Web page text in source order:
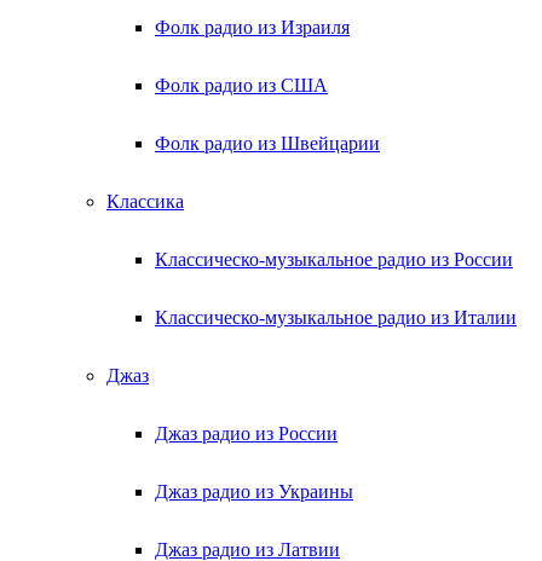
Фолк радио из Израиля
Фолк радио из США
Фолк радио из Швейцарии
Классика
Классическо-музыкальное радио из России
Классическо-музыкальное радио из Италии
Джаз
Джаз радио из России
Джаз радио из Украины
Джаз радио из Латвии